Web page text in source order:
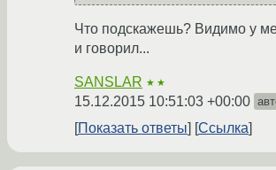
Что подскажешь? Видимо у
и говорил...
SANSLAR ★★
15.12.2015 10:51:03 +00:00
Показать ответы Ссылка